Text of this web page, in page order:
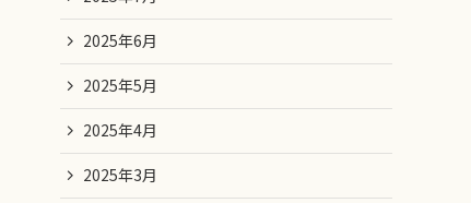
2025年6月
2025年5月
2025年4月
2025年3月